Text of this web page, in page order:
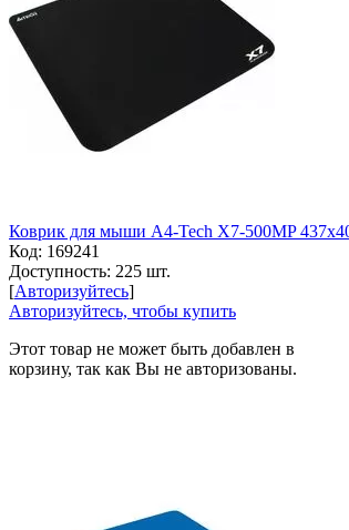
Коврик для мыши A4-Tech X7-500MP
Код: 169241
Доступность: 225 шт.
[Авторизуйтесь]
Авторизуйтесь, чтобы купить
Этот товар не может быть добавлен в
корзину, так как Вы не авторизованы.